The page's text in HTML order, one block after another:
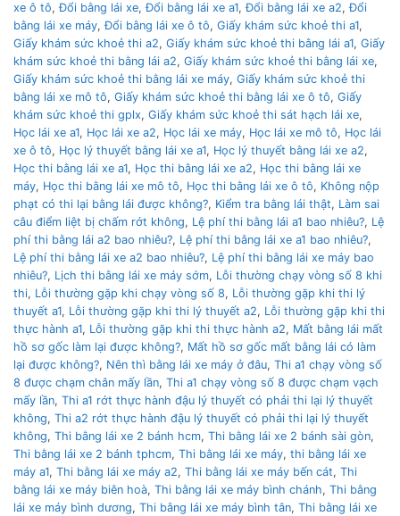
xe ô tô,Đổi bằng lái xe,Đổi bằng lái xe a1,Đổi bằng lái xe a2,Đổi
bằng lái xe máy,Đổi bằng lái xe ô tô, Giấy khám sức khoẻ thi a1,
Giấy khám sức khoẻ thi a2, Giấy khám sức khoẻ thi bằng lái a1, Giấy
khám sức khoẻ thi bằng lái a2, Giấy khám sức khoẻ thi bằng lái xe,
Giấy khám sức khoẻ thi bằng lái xe máy, Giấy khám sức khoẻ thi
bằng lái xe mô tô, Giấy khám sức khoẻ thi bằng lái xe ô tô, Giấy
khám sức khoẻ thi gplx, Giấy khám sức khoẻ thi sát hạch lái xe,
Học lái xe a1, Học lái xe a2, Học lái xe máy, Học lái xe mô tô, Học lái
xe ô tô, Học lý thuyết bằng lái xe a1, Học lý thuyết bằng lái xe a2,
Học thi bằng lái xe a1, Học thi bằng lái xe a2, Học thi bằng lái xe
máy, Học thi bằng lái xe mô tô, Học thi bằng lái xe ô tô, Không nộp
phạt có thi lại bằng lái được không?, Kiểm tra bằng lái thật, Làm sai
câu điểm liệt bị chấm rớt không, Lệ phí thi bằng lái a1 bao nhiêu?, Lệ
phí thi bằng lái a2 bao nhiêu?, Lệ phí thi bằng lái xe a1 bao nhiêu?,
Lệ phí thi bằng lái xe a2 bao nhiêu?, Lệ phí thi bằng lái xe máy bao
nhiêu?, Lịch thi bằng lái xe máy sớm, Lỗi thường chạy vòng số 8 khi
thi, Lỗi thường gặp khi chạy vòng số 8, Lỗi thường gặp khi thi lý
thuyết a1, Lỗi thường gặp khi thi lý thuyết a2, Lỗi thường gặp khi thi
thực hành a1, Lỗi thường gặp khi thi thực hành a2, Mất bằng lái mất
hồ sơ gốc làm lại được không?, Mất hồ sơ gốc mất bằng lái có làm
lại được không?, Nên thì bằng lái xe máy ở đâu, Thi a1 chạy vòng số
8 được chạm chân mấy lần, Thi a1 chạy vòng số 8 được chạm vạch
mấy lần, Thi a1 rớt thực hành đậu lý thuyết có phải thi lại lý thuyết
không, Thi a2 rớt thực hành đậu lý thuyết có phải thi lại lý thuyết
không, Thi bằng lái xe 2 bánh hcm, Thi bằng lái xe 2 bánh sài gòn,
Thi bằng lái xe 2 bánh tphcm, Thi bằng lái xe máy, thi bằng lái xe
máy a1, Thi bằng lái xe máy a2, Thi bằng lái xe máy bến cát, Thi
bằng lái xe máy biên hoà, Thi bằng lái xe máy bình chánh, Thi bằng
lái xe máy bình dương, Thi bằng lái xe máy bình tân, Thi bằng lái xe